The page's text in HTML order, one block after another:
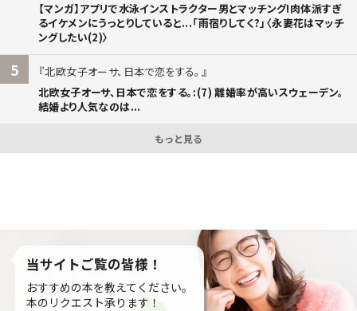
【マンガ】アプリで水泳インストラクター男とマッチング!肉体派すぎ
るイケメンにうっとりしていると...「雨宿りしてく?」〈永妻花はマッチ
ングしたい(2)〉
5
北欧女子オーサ、日本で恋をする。
北欧女子オーサ、日本で恋をする。:(7) 離婚率が高いスウェーデン。
結婚より人気なのは...
もっと見る
当サイトご覧の皆様！
おすすめの本を教えてください。
本のリクエスト承ります！